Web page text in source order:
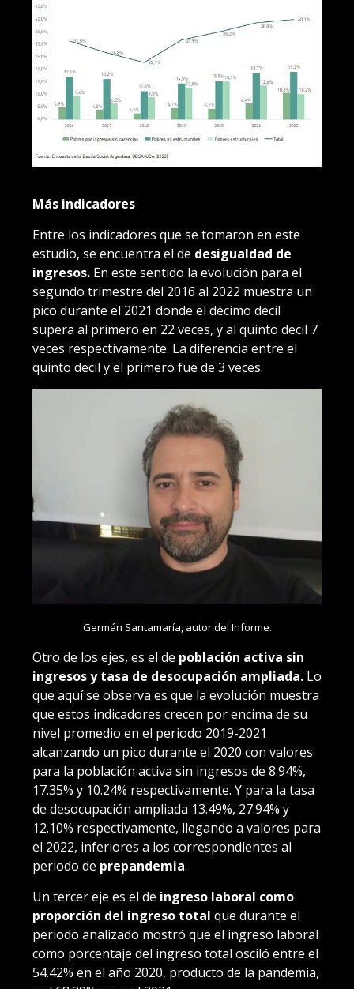
Más indicadores
Entre los indicadores que se tomaron en este
estudio, se encuentra el de desigualdad de
ingresos. En este sentido la evolución para el
segundo trimestre del 2016 al 2022 muestra un
pico durante el 2021 donde el décimo decil
supera al primero en 22 veces, y al quinto decil 7
veces respectivamente. La diferencia entre el
quinto decil y el primero fue de 3 veces.
Germán Santamaría, autor del Informe.
Otro de los ejes, es el de población activa sin
ingresos y tasa de desocupación ampliada. Lo
que aquí se observa es que la evolución muestra
que estos indicadores crecen por encima de su
nivel promedio en el periodo 2019-2021
alcanzando un pico durante el 2020 con valores
para la población activa sin ingresos de 8.94%,
17.35% y 10.24% respectivamente. Y para la tasa
de desocupación ampliada 13.49%, 27.94% y
12.10% respectivamente, llegando a valores para
el 2022, inferiores a los correspondientes al
periodo de prepandemia.
Un tercer eje es el de ingreso laboral como
proporción del ingreso total que durante el
periodo analizado mostró que el ingreso laboral
como porcentaje del ingreso total osciló entre el
54.42% en el año 2020, producto de la pandemia,